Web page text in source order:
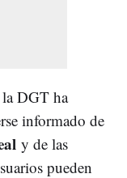
DGT ha
informado de
y de las
pueden